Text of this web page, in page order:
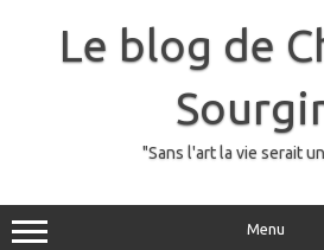
Le blog de
"Sans l'art la vie serait
Menu